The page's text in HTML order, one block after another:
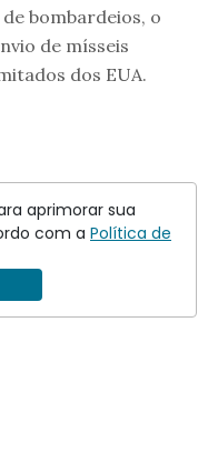
bombardeios, o
de mísseis
dos EUA.
aprimorar sua
com a Política de